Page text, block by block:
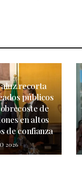
recorta
públicos
de
en altos
de confianza
2026